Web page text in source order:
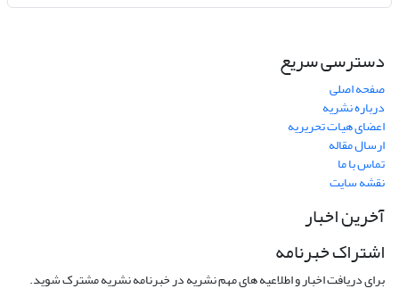
دسترسی سریع
صفحه اصلی
درباره نشریه
اعضای هیات تحریریه
ارسال مقاله
تماس با ما
نقشه سایت
آخرین اخبار
اشتراک خبرنامه
برای دریافت اخبار و اطلاعیه های مهم نشریه در خبرنامه نشریه مشترک شوید.